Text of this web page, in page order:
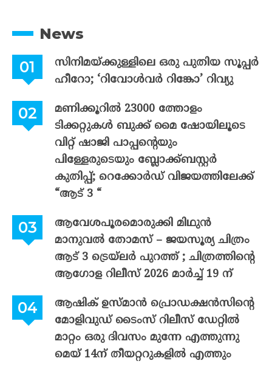
News
സിനിമയ്ക്കുള്ളിലെ ഒരു പുതിയ സൂപ്പർ
ഹീറോ; ‘റിവോൾവർ റിങ്കോ’ റിവ്യു
മണിക്കൂറിൽ 23000 ത്തോളം
ടിക്കറ്റുകൾ ബുക്ക് മൈ ഷോയിലൂടെ
വിറ്റ് ഷാജി പാപ്പന്റെയും
പിള്ളേരുടെയും ബ്ലോക്ക്ബസ്റ്റർ
കുതിപ്പ്; റെക്കോർഡ് വിജയത്തിലേക്ക്
“ആട് 3 “
ആവേശപൂരമൊരുക്കി മിഥുൻ
മാനുവൽ തോമസ് – ജയസൂര്യ ചിത്രം
ആട് 3 ട്രെയ്‌ലർ പുറത്ത് ; ചിത്രത്തിന്റെ
ആഗോള റിലീസ് 2026 മാർച്ച് 19 ന്
ആഷിക് ഉസ്മാൻ പ്രൊഡക്ഷൻസിന്റെ
മോളിവുഡ് ടൈംസ് റിലീസ് ഡേറ്റിൽ
മാറ്റം ഒരു ദിവസം മുന്നേ എത്തുന്നു
മെയ് 14ന് തീയറ്ററുകളിൽ എത്തും